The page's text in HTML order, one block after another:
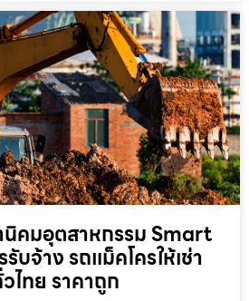
นิคมอุตสาหกรรม Smart
บจ้าง รถแม็คโครให้เช่า
ไทย ราคาถูก